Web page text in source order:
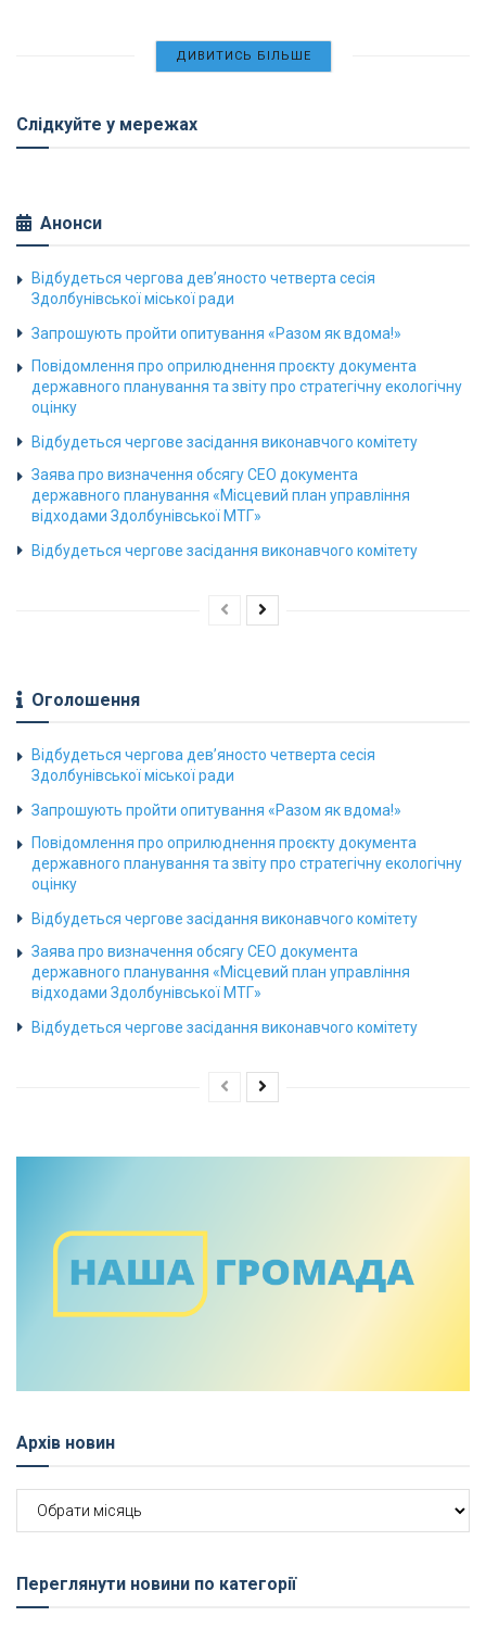
ДИВИТИСЬ БІЛЬШЕ
Слідкуйте у мережах
Анонси
Відбудеться чергова дев’яносто четверта сесія
Здолбунівської міської ради
Запрошують пройти опитування «Разом як вдома!»
Повідомлення про оприлюднення проєкту документа
державного планування та звіту про стратегічну екологічну
оцінку
Відбудеться чергове засідання виконавчого комітету
Заява про визначення обсягу СЕО документа
державного планування «Місцевий план управління
відходами Здолбунівської МТГ»
Відбудеться чергове засідання виконавчого комітету
Оголошення
Відбудеться чергова дев’яносто четверта сесія
Здолбунівської міської ради
Запрошують пройти опитування «Разом як вдома!»
Повідомлення про оприлюднення проєкту документа
державного планування та звіту про стратегічну екологічну
оцінку
Відбудеться чергове засідання виконавчого комітету
Заява про визначення обсягу СЕО документа
державного планування «Місцевий план управління
відходами Здолбунівської МТГ»
Відбудеться чергове засідання виконавчого комітету
Архів новин
новин
Переглянути новини по категорії